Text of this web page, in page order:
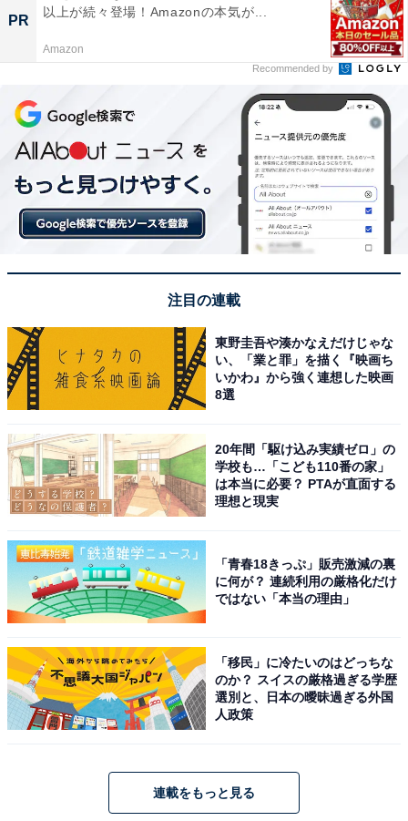
PR
以上が続々登場！Amazonの本気が...
Amazon
Recommended by
注目の連載
東野圭吾や湊かなえだけじゃな
い、「業と罪」を描く『映画ち
いかわ』から強く連想した映画
8選
20年間「駆け込み実績ゼロ」の
学校も…「こども110番の家」
は本当に必要？ PTAが直面する
理想と現実
「青春18きっぷ」販売激減の裏
に何が？ 連続利用の厳格化だけ
ではない「本当の理由」
「移民」に冷たいのはどっちな
のか？ スイスの厳格過ぎる学歴
選別と、日本の曖昧過ぎる外国
人政策
連載をもっと見る